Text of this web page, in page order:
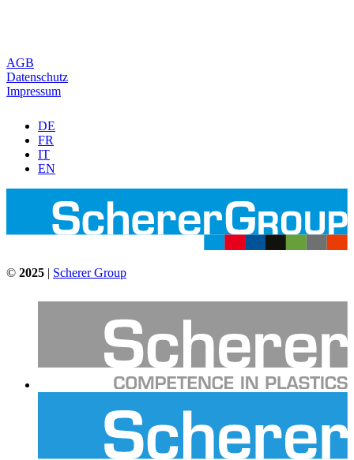
AGB
Datenschutz
Impressum
DE
FR
IT
EN
© 2025 | Scherer Group